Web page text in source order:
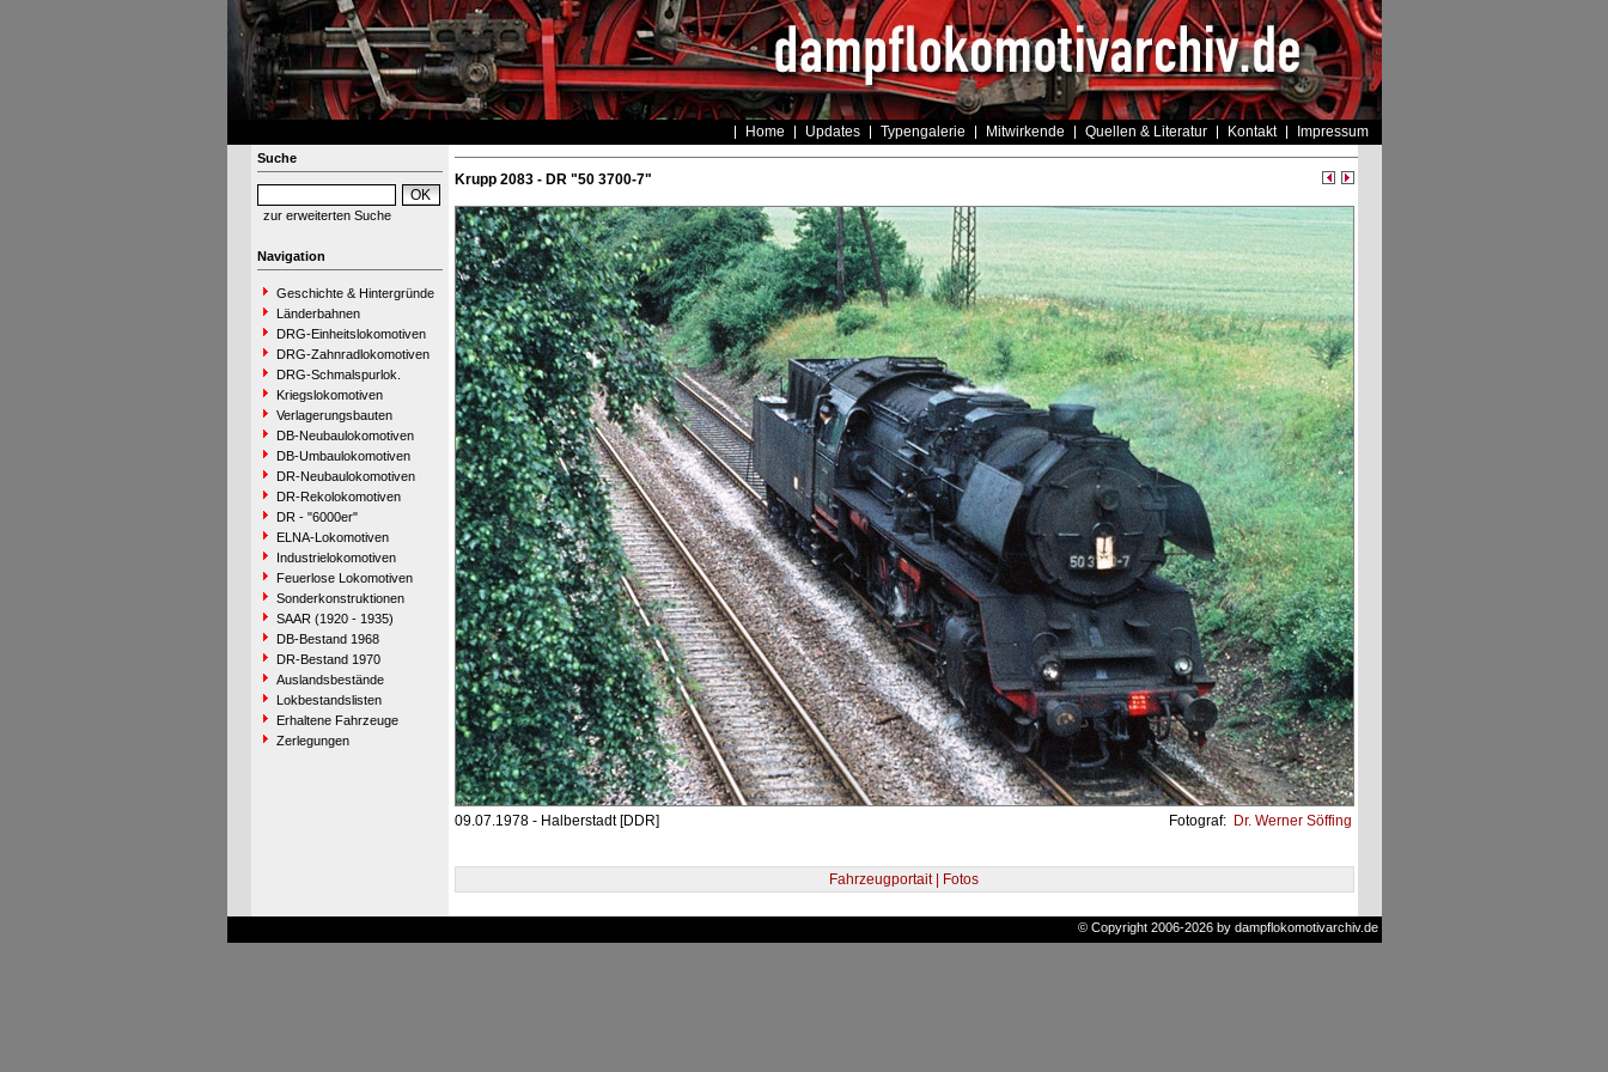
Home Updates Typengalerie Mitwirkende Quellen & Literatur Kontakt Impressum
Suche
zur erweiterten Suche
Navigation
Geschichte & Hintergründe
Länderbahnen
DRG-Einheitslokomotiven
DRG-Zahnradlokomotiven
DRG-Schmalspurlok.
Kriegslokomotiven
Verlagerungsbauten
DB-Neubaulokomotiven
DB-Umbaulokomotiven
DR-Neubaulokomotiven
DR-Rekolokomotiven
DR - "6000er"
ELNA-Lokomotiven
Industrielokomotiven
Feuerlose Lokomotiven
Sonderkonstruktionen
SAAR (1920 - 1935)
DB-Bestand 1968
DR-Bestand 1970
Auslandsbestände
Lokbestandslisten
Erhaltene Fahrzeuge
Zerlegungen
Krupp 2083 - DR "50 3700-7"
09.07.1978 - Halberstadt [DDR] Fotograf: Dr. Werner Söffing
Fahrzeugportait | Fotos
© Copyright 2006-2026 by dampflokomotivarchiv.de